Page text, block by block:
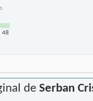
48
de Serban